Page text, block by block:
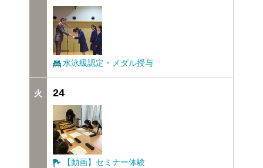
水泳級認定・メダル授与
24
【動画】セミナー体験